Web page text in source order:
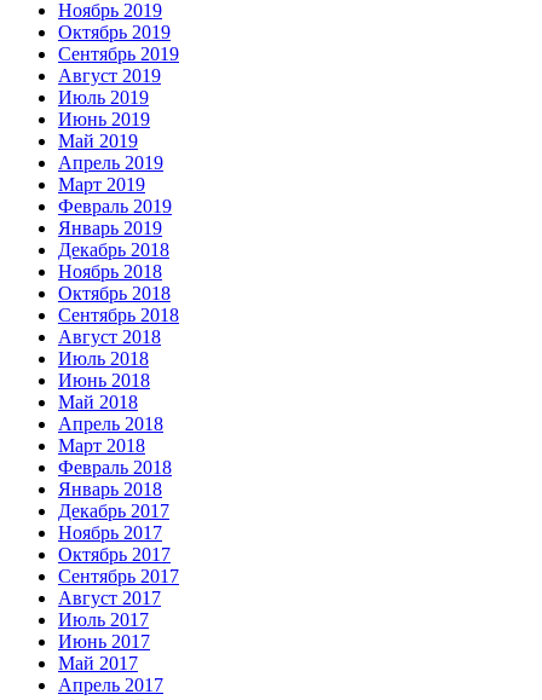
Ноябрь 2019
Октябрь 2019
Сентябрь 2019
Август 2019
Июль 2019
Июнь 2019
Май 2019
Апрель 2019
Март 2019
Февраль 2019
Январь 2019
Декабрь 2018
Ноябрь 2018
Октябрь 2018
Сентябрь 2018
Август 2018
Июль 2018
Июнь 2018
Май 2018
Апрель 2018
Март 2018
Февраль 2018
Январь 2018
Декабрь 2017
Ноябрь 2017
Октябрь 2017
Сентябрь 2017
Август 2017
Июль 2017
Июнь 2017
Май 2017
Апрель 2017